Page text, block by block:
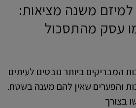
משנה מציאות:
עסק מהתסכול
המבריקים ביותר נובטים לעיתים
והפערים שאין להם מענה בשטח.
בצורך